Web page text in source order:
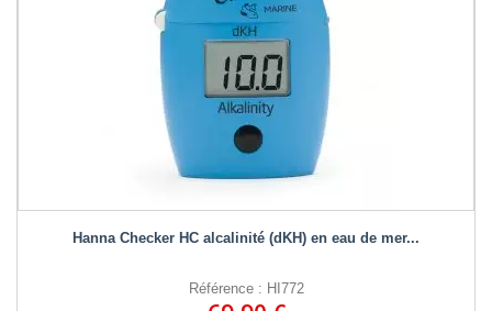
Hanna Checker HC alcalinité (dKH) en eau de mer...
Référence : HI772